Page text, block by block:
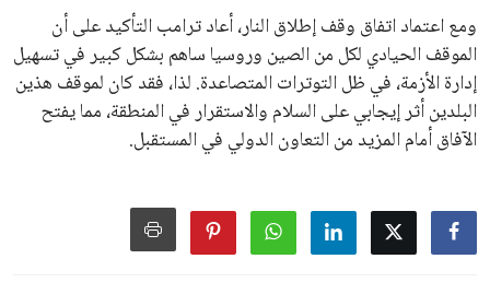
ومع اعتماد اتفاق وقف إطلاق النار، أعاد ترامب التأكيد على أن
الموقف الحيادي لكل من الصين وروسيا ساهم بشكل كبير في تسهيل
إدارة الأزمة، في ظل التوترات المتصاعدة. لذا، فقد كان لموقف هذين
البلدين أثر إيجابي على السلام والاستقرار في المنطقة، مما يفتح
الآفاق أمام المزيد من التعاون الدولي في المستقبل.